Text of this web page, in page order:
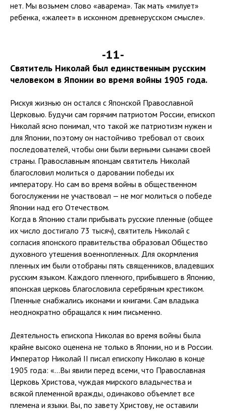
нет. Мы возьмем слово «аварема». Так мать «милует»
ребенка, «жалеет» в исконном древнерусском смысле».
-11-
Святитель Николай был единственным русским
человеком в Японии во время войны 1905 года.
Рискуя жизнью он остался с Японской Православной
Церковью. Будучи сам горячим патриотом России, епископ
Николай ясно понимал, что такой же патриотизм нужен и
для Японии, поэтому он настойчиво требовал от своих
последователей, чтобы они были верными сынами своей
страны. Православным японцам святитель Николай
благословил молиться о даровании победы их
императору. Но сам во время войны в общественном
богослужении не участвовал — не мог молиться о победе
Японии над его Отечеством.
Когда в Японию стали прибывать русские пленные (общее
их число достигало 73 тысяч), святитель Николай с
согласия японского правительства образовал Общество
духовного утешения военнопленных. Для окормления
пленных им были отобраны пять священников, владевших
русским языком. Каждого пленного, прибывшего в Японию,
японская церковь благословила серебряным крестиком.
Пленные снабжались иконами и книгами. Сам владыка
неоднократно обращался к ним письменно.
Деятельность епископа Николая во время войны была
крайне высоко оценена не только в Японии, но и в России.
Император Николай II писал епископу Николаю в конце
1905 года: «…Вы явили перед всеми, что Православная
Церковь Христова, чуждая мирского владычества и
всякой племенной вражды, одинаково объемлет все
племена и языки. Вы, по завету Христову, не оставили